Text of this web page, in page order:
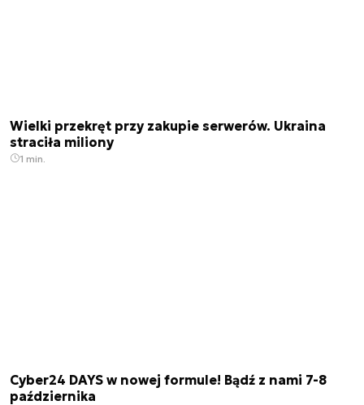
Wielki przekręt przy zakupie serwerów. Ukraina
straciła miliony
1 min.
Cyber24 DAYS w nowej formule! Bądź z nami 7-8
października